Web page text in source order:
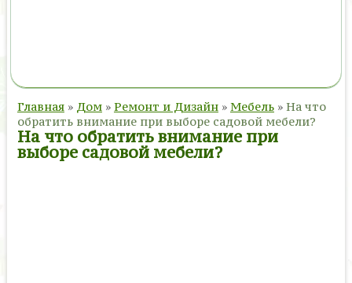
Главная » Дом » Ремонт и Дизайн » Мебель » На что
обратить внимание при выборе садовой мебели?
На что обратить внимание при
выборе садовой мебели?